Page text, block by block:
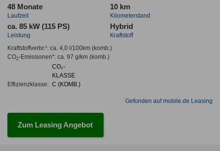
48 Monate
Laufzeit
10 km
Kilometerstand
ca. 85 kW (115 PS)
Leistung
Hybrid
Kraftstoff
Kraftstoffverbr.¹: ca. 4,0 l/100km(komb.)
CO2-Emissionen*: ca. 97 g/km(komb.)
Effizienzklasse:
CO₂-
KLASSE
C (KOMB.)
Gefunden auf mobile.de Leasing
Zum Leasing Angebot